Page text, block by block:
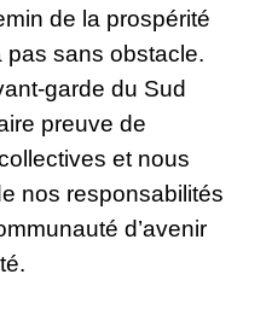
de la prospérité
pas sans obstacle.
garde du Sud
preuve de
et nous
nos responsabilités
d’avenir